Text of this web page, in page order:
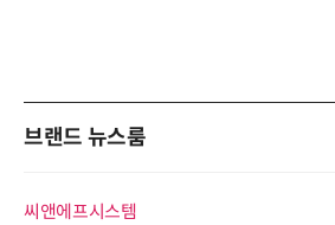
브랜드 뉴스룸
씨앤에프시스템